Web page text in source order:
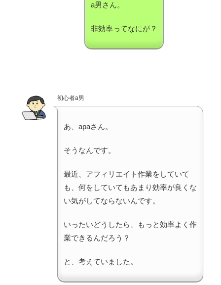
a男さん。
非効率ってなにが？
初心者a男
あ、apaさん。
そうなんです。
最近、アフィリエイト作業をしていて
も、何をしていてもあまり効率が良くな
い気がしてならないんです。
いったいどうしたら、もっと効率よく作
業できるんだろう？
と、考えていました。